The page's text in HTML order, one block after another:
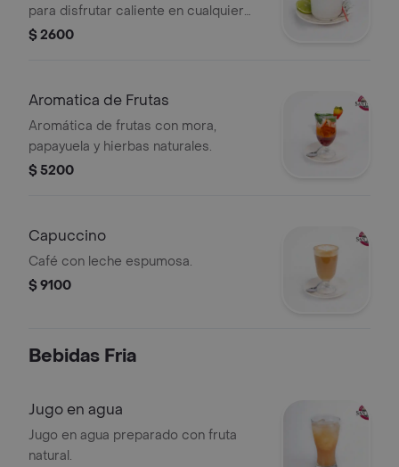
para disfrutar caliente en cualquier
momento.
$ 2600
Aromatica de Frutas
Aromática de frutas con mora,
papayuela y hierbas naturales.
$ 5200
Capuccino
Café con leche espumosa.
$ 9100
Bebidas Fria
Jugo en agua
Jugo en agua preparado con fruta
natural.